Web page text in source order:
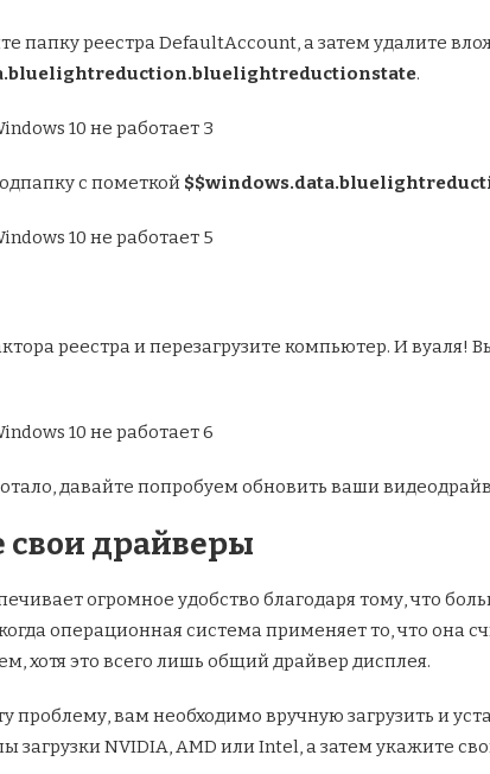
папку реестра DefaultAccount, а затем удалите
.
с пометкой
реестра и перезагрузите компьютер. И
давайте попробуем обновить ваши
свои драйверы
огромное удобство благодаря тому, что
операционная система применяет то, что
хотя это всего лишь общий драйвер дисплея.
проблему, вам необходимо вручную загрузить и
загрузки NVIDIA, AMD или Intel, а затем укажите